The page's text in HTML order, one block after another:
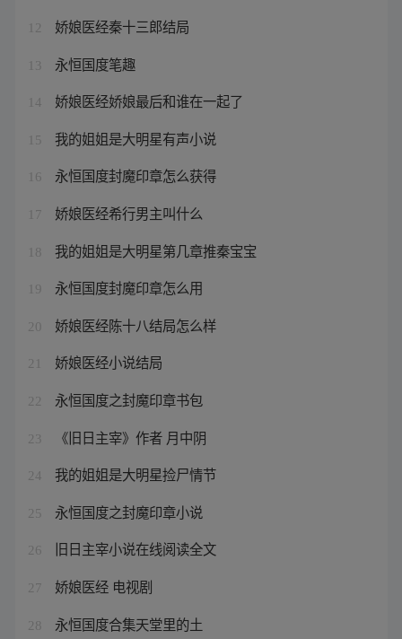
12 娇娘医经秦十三郎结局
13 永恒国度笔趣
14 娇娘医经娇娘最后和谁在一起了
15 我的姐姐是大明星有声小说
16 永恒国度封魔印章怎么获得
17 娇娘医经希行男主叫什么
18 我的姐姐是大明星第几章推秦宝宝
19 永恒国度封魔印章怎么用
20 娇娘医经陈十八结局怎么样
21 娇娘医经小说结局
22 永恒国度之封魔印章书包
23 《旧日主宰》作者 月中阴
24 我的姐姐是大明星捡尸情节
25 永恒国度之封魔印章小说
26 旧日主宰小说在线阅读全文
27 娇娘医经 电视剧
28 永恒国度合集天堂里的土